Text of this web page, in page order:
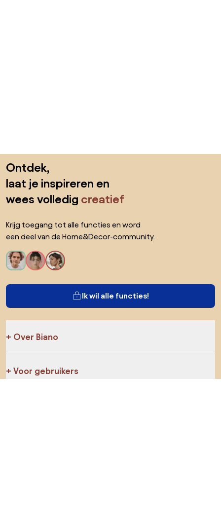
Ontdek,
laat je inspireren en
wees volledig creatief
Krijg toegang tot alle functies en word
een deel van de Home&Decor-community.
Ik wil alle functies!
Over Biano
Voor gebruikers